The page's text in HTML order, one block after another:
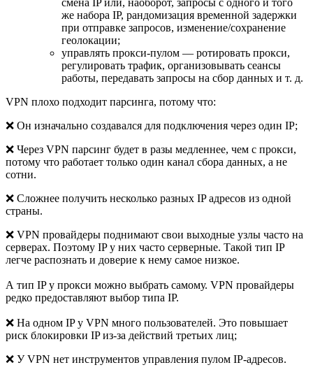
смена IP или, наоборот, запросы с одного и того
же набора IP, рандомизация временной задержки
при отправке запросов, изменение/сохранение
геолокации;
управлять прокси-пулом — ротировать прокси,
регулировать трафик, организовывать сеансы
работы, передавать запросы на сбор данных и т. д.
VPN плохо подходит парсинга, потому что:
❌ Он изначально создавался для подключения через один IP;
❌ Через VPN парсинг будет в разы медленнее, чем с прокси,
потому что работает только один канал сбора данных, а не
сотни.
❌ Сложнее получить несколько разных IP адресов из одной
страны.
❌ VPN провайдеры поднимают свои выходные узлы часто на
серверах. Поэтому IP у них часто серверные. Такой тип IP
легче распознать и доверие к нему самое низкое.
А тип IP у прокси можно выбрать самому. VPN провайдеры
редко предоставляют выбор типа IP.
❌ На одном IP у VPN много пользователей. Это повышает
риск блокировки IP из-за действий третьих лиц;
❌ У VPN нет инструментов управления пулом IP-адресов.